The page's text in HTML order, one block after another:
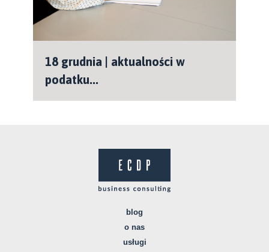
18 grudnia | aktualności w
podatku...
blog
o nas
usługi